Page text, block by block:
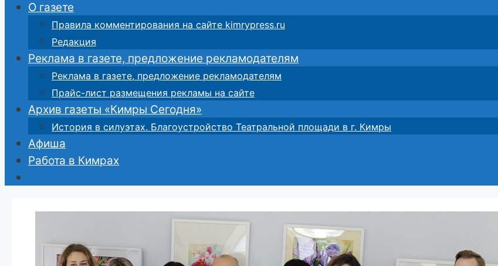
О газете
Правила комментирования на сайте kimrypress.ru
Редакция
Реклама в газете, предложение рекламодателям
Реклама в газете, предложение рекламодателям
Прайс-лист размещения рекламы на сайте
Архив газеты «Кимры Сегодня»
История в силуэтах. Благоустройство Театральной площади в г. Кимры
Афиша
Работа в Кимрах